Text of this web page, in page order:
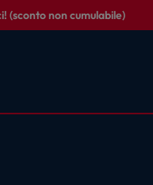
(sconto non cumulabile)